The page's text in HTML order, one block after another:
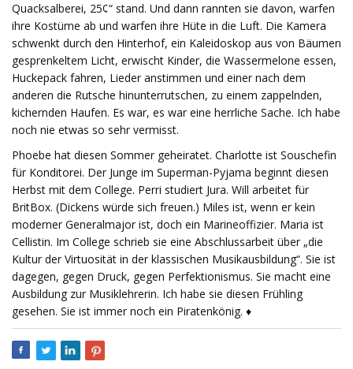
Quacksalberei, 25¢“ stand. Und dann rannten sie davon, warfen
ihre Kostüme ab und warfen ihre Hüte in die Luft. Die Kamera
schwenkt durch den Hinterhof, ein Kaleidoskop aus von Bäumen
gesprenkeltem Licht, erwischt Kinder, die Wassermelone essen,
Huckepack fahren, Lieder anstimmen und einer nach dem
anderen die Rutsche hinunterrutschen, zu einem zappelnden,
kichernden Haufen. Es war, es war eine herrliche Sache. Ich habe
noch nie etwas so sehr vermisst.
Phoebe hat diesen Sommer geheiratet. Charlotte ist Souschefin
für Konditorei. Der Junge im Superman-Pyjama beginnt diesen
Herbst mit dem College. Perri studiert Jura. Will arbeitet für
BritBox. (Dickens würde sich freuen.) Miles ist, wenn er kein
moderner Generalmajor ist, doch ein Marineoffizier. Maria ist
Cellistin. Im College schrieb sie eine Abschlussarbeit über „die
Kultur der Virtuosität in der klassischen Musikausbildung“. Sie ist
dagegen, gegen Druck, gegen Perfektionismus. Sie macht eine
Ausbildung zur Musiklehrerin. Ich habe sie diesen Frühling
gesehen. Sie ist immer noch ein Piratenkönig. ♦